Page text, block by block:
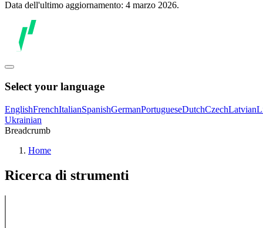
Data dell'ultimo aggiornamento: 4 marzo 2026.
Select your language
EnglishFrenchItalianSpanishGermanPortugueseDutchCzechLatvian
Ukrainian
Breadcrumb
Home
Ricerca di strumenti